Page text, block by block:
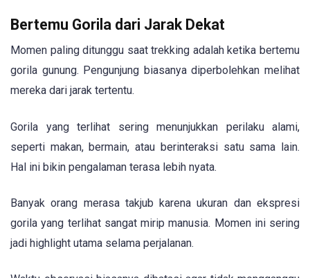
Bertemu Gorila dari Jarak Dekat
Momen paling ditunggu saat trekking adalah ketika bertemu
gorila gunung. Pengunjung biasanya diperbolehkan melihat
mereka dari jarak tertentu.
Gorila yang terlihat sering menunjukkan perilaku alami,
seperti makan, bermain, atau berinteraksi satu sama lain.
Hal ini bikin pengalaman terasa lebih nyata.
Banyak orang merasa takjub karena ukuran dan ekspresi
gorila yang terlihat sangat mirip manusia. Momen ini sering
jadi highlight utama selama perjalanan.